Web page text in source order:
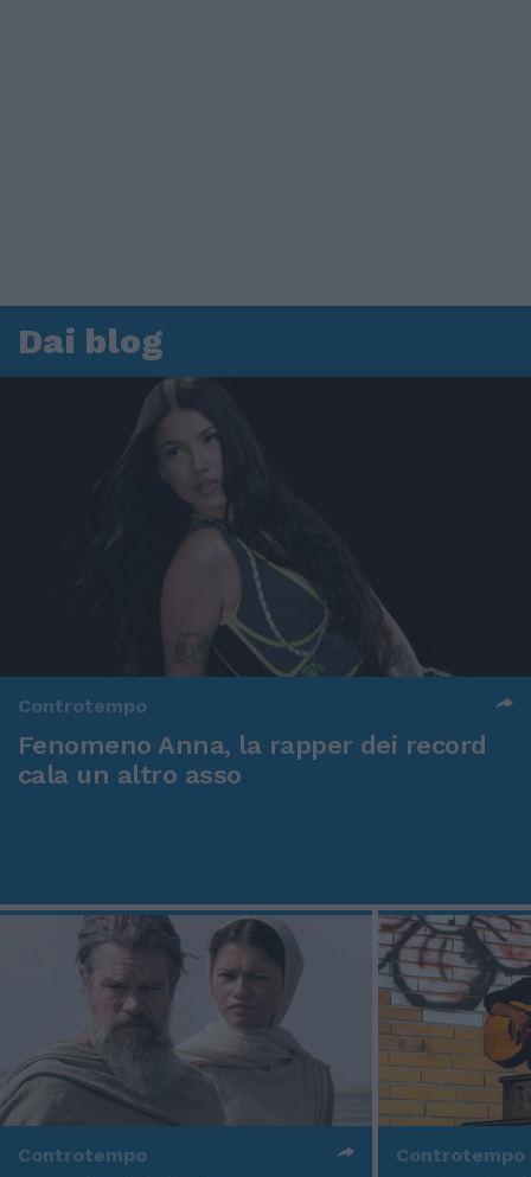
Dai blog
Controtempo
Fenomeno Anna, la rapper dei record
cala un altro asso
Controtempo Controtempo